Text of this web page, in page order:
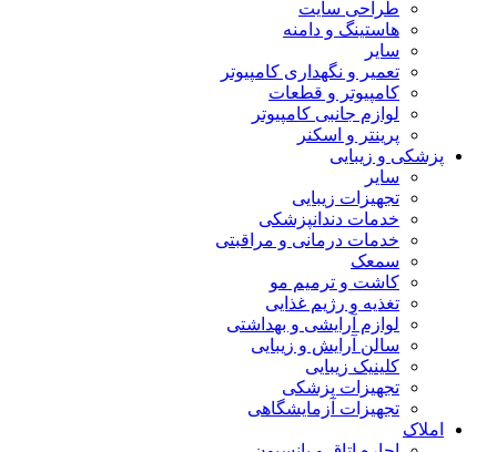
طراحی سایت
هاستینگ و دامنه
سایر
تعمیر و نگهداری کامپیوتر
کامپیوتر و قطعات
لوازم جانبی کامپیوتر
پرینتر و اسکنر
پزشکی و زیبایی
سایر
تجهیزات زیبایی
خدمات دندانپزشکی
خدمات درمانی و مراقبتی
سمعک
کاشت و ترمیم مو
تغذیه و رژیم غذایی
لوازم آرایشی و بهداشتی
سالن آرایش و زیبایی
کلینیک زیبایی
تجهیزات پزشکی
تجهیزات آزمایشگاهی
املاک